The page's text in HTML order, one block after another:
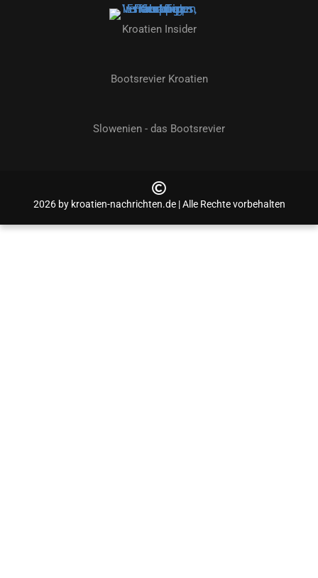
Kroatien Insider
Bootsrevier Kroatien
Slowenien - das Bootsrevier
2026 by kroatien-nachrichten.de | Alle Rechte vorbehalten